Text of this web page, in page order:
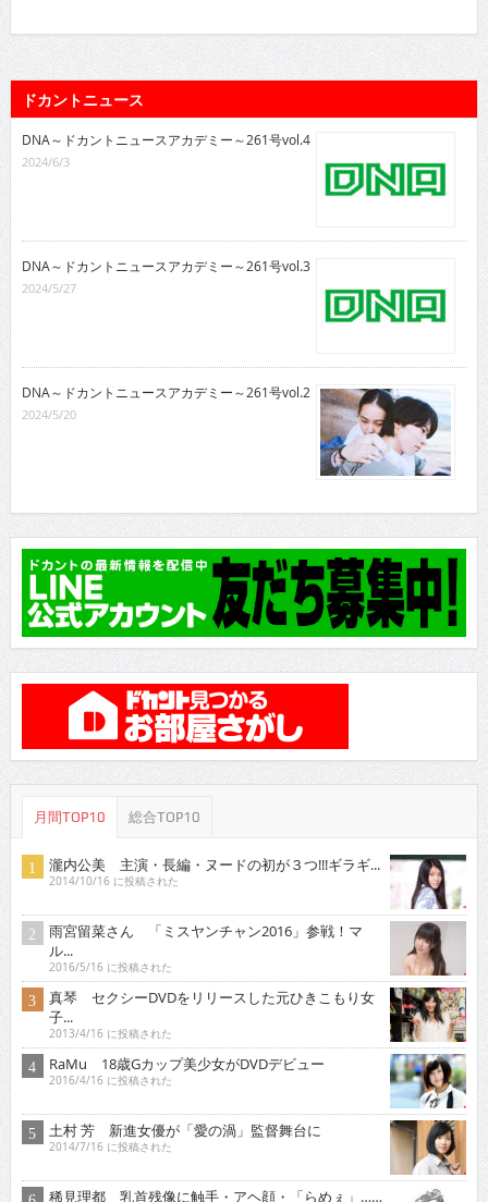
ドカントニュース
DNA～ドカントニュースアカデミー～261号vol.4
2024/6/3
DNA～ドカントニュースアカデミー～261号vol.3
2024/5/27
DNA～ドカントニュースアカデミー～261号vol.2
2024/5/20
月間TOP10 総合TOP10
瀧内公美 主演・長編・ヌードの初が３つ!!!ギラギ...
2014/10/16 に投稿された
雨宮留菜さん 「ミスヤンチャン2016」参戦！マ
ル...
2016/5/16 に投稿された
真琴 セクシーDVDをリリースした元ひきこもり女
子...
2013/4/16 に投稿された
RaMu 18歳Gカップ美少女がDVDデビュー
2016/4/16 に投稿された
土村 芳 新進女優が「愛の渦」監督舞台に
2014/7/16 に投稿された
稀見理都 乳首残像に触手・アヘ顔・「らめぇ」……